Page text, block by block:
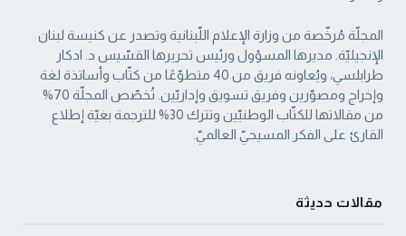
المجلّة مُرخّصة من وزارة الإعلام اللّبنانية وتصدر عن كنيسة لبنان
الإنجيليّة. مديرها المسؤول ‏ورئيس تحريرها القسّيس د. ادكار
طرابلسي، ويُعاونه فريق من 40 متطوّعًا من كتّاب وأساتذة لغة
‏وإخراج ومصوّرين وفريق تسويق وإداريّين. تُخصّص المجلّة 70%
من مقالاتها للكتّاب الوطنيّين ‏وتترك 30% للترجمة بغيّة إطلاع
القارئ على الفكر المسيحيّ العالميّ.‏
مقالات حديثة